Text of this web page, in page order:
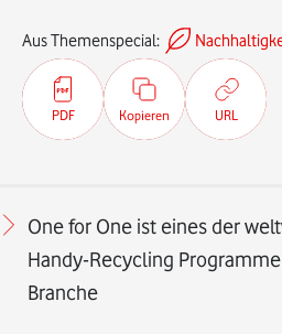
Aus Themenspecial:
PDF Kopieren URL
One for One ist eines der
Handy-Recycling
Branche